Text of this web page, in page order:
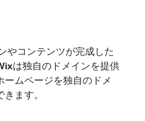
は独自のドメインを提供
ームページを独自のドメ
ます。